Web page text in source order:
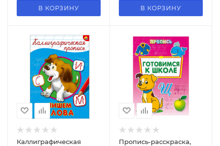
В КОРЗИНУ В КОРЗИНУ
Каллиграфическая
Пропись-расскраска,